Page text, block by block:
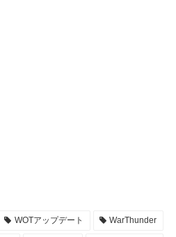
WOTアップデート WarThunder